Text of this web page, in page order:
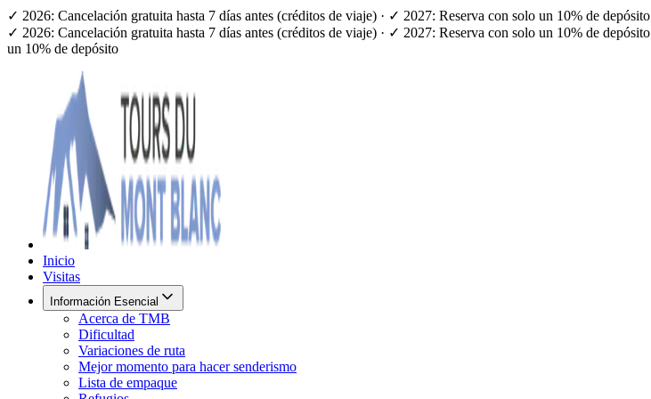
✓ 2026: Cancelación gratuita hasta 7 días antes (créditos de viaje) · ✓ 2027: Reserva con solo un 10% de depósito
✓ 2026: Cancelación gratuita hasta 7 días antes (créditos de viaje) · ✓ 2027: Reserva con solo un 10% de depósito
un 10% de depósito
Inicio
Visitas
Información Esencial
Acerca de TMB
Dificultad
Variaciones de ruta
Mejor momento para hacer senderismo
Lista de empaque